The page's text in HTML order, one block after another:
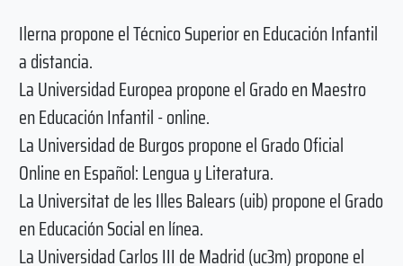
Ilerna propone el Técnico Superior en Educación Infantil
a distancia.
La Universidad Europea propone el Grado en Maestro
en Educación Infantil - online.
La Universidad de Burgos propone el Grado Oficial
Online en Español: Lengua y Literatura.
La Universitat de les Illes Balears (uib) propone el Grado
en Educación Social en línea.
La Universidad Carlos III de Madrid (uc3m) propone el